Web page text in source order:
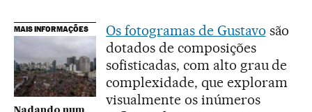
MAIS INFORMAÇÕES Os fotogramas de Gustavo são
dotados de composições
sofisticadas, com alto grau de
complexidade, que exploram
visualmente os inúmeros